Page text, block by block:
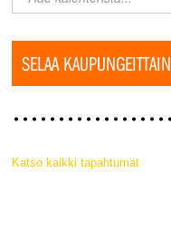
SELAA KAUPUNGEITTAIN
Katso kaikki tapahtumat